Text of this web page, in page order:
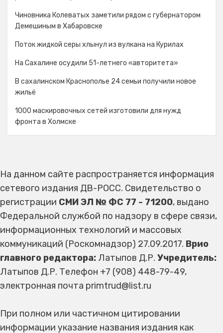
Чиновника Колеватых заметили рядом с губернатором
Демешиным в Хабаровске
Поток жидкой серы хлынул из вулкана на Курилах
На Сахалине осудили 51-летнего «авторитета»
В сахалинском Краснополье 24 семьи получили новое
жильё
1000 маскировочных сетей изготовили для нужд
фронта в Холмске
На данном сайте распространяется информация
сетевого издания ДВ-РОСС. Свидетельство о
регистрации СМИ ЭЛ № ФС 77 - 71200, выдано
Федеральной службой по надзору в сфере связи,
информационных технологий и массовых
коммуникаций (Роскомнадзор) 27.09.2017. Врио
главного редактора: Латыпов Д.Р. Учредитель:
Латыпов Д.Р. Телефон +7 (908) 448-79-49,
электронная почта primtrud@list.ru
При полном или частичном цитировании
информации указание названия издания как